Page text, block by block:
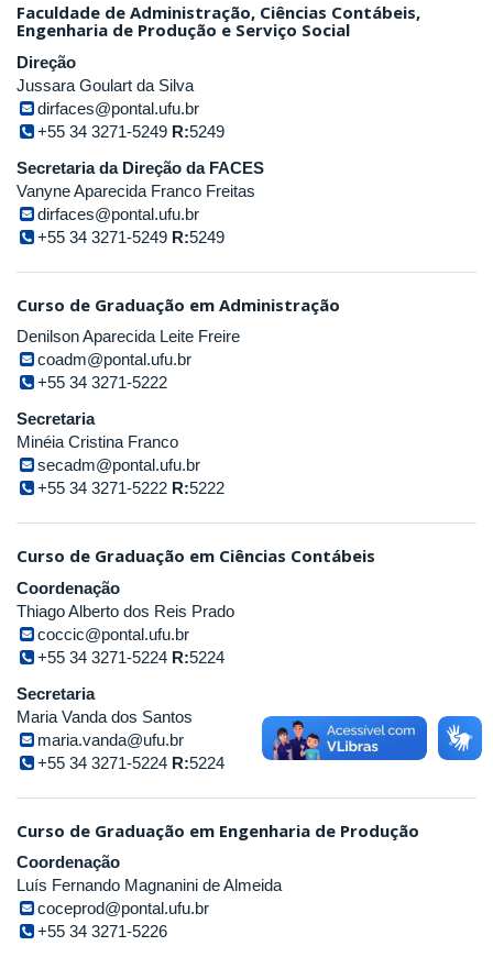
Faculdade de Administração, Ciências Contábeis,
Engenharia de Produção e Serviço Social
Direção
Jussara Goulart da Silva
dirfaces@pontal.ufu.br
+55 34 3271-5249 R:5249
Secretaria da Direção da FACES
Vanyne Aparecida Franco Freitas
dirfaces@pontal.ufu.br
+55 34 3271-5249 R:5249
Curso de Graduação em Administração
Denilson Aparecida Leite Freire
coadm@pontal.ufu.br
+55 34 3271-5222
Secretaria
Minéia Cristina Franco
secadm@pontal.ufu.br
+55 34 3271-5222 R:5222
Curso de Graduação em Ciências Contábeis
Coordenação
Thiago Alberto dos Reis Prado
coccic@pontal.ufu.br
+55 34 3271-5224 R:5224
Secretaria
Maria Vanda dos Santos
maria.vanda@ufu.br
+55 34 3271-5224 R:5224
Curso de Graduação em Engenharia de Produção
Coordenação
Luís Fernando Magnanini de Almeida
coceprod@pontal.ufu.br
+55 34 3271-5226